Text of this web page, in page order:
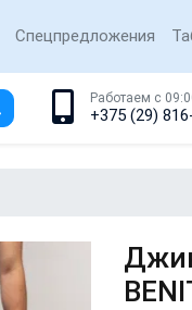
Спецпредложения
Работаем с
+375 (29)